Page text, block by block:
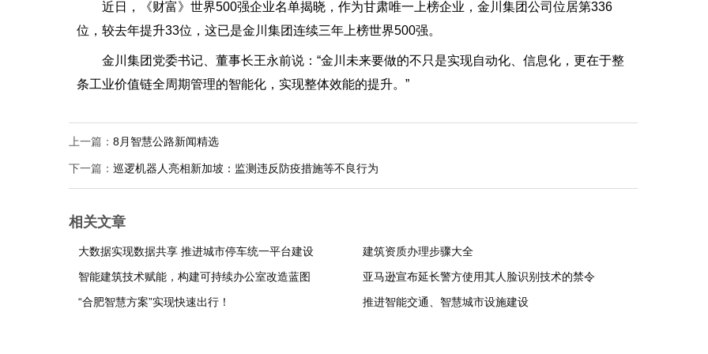
近日，《财富》世界500强企业名单揭晓，作为甘肃唯一上榜企业，金川集团公司位居第336
位，较去年提升33位，这已是金川集团连续三年上榜世界500强。
金川集团党委书记、董事长王永前说：“金川未来要做的不只是实现自动化、信息化，更在于整
条工业价值链全周期管理的智能化，实现整体效能的提升。”
上一篇： 8月智慧公路新闻精选
下一篇： 巡逻机器人亮相新加坡：监测违反防疫措施等不良行为
相关文章
大数据实现数据共享 推进城市停车统一平台建设
建筑资质办理步骤大全
智能建筑技术赋能，构建可持续办公室改造蓝图
亚马逊宣布延长警方使用其人脸识别技术的禁令
“合肥智慧方案”实现快速出行！
推进智能交通、智慧城市设施建设